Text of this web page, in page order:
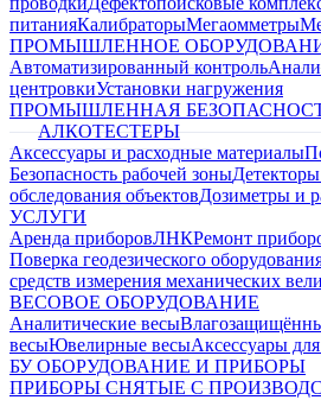
питанияКалибраторыМегаомметры
ПРОМЫШЛЕННОЕ
Автоматизированный контроль
центровкиУстановки нагружения
ПРОМЫШЛЕННАЯ
АЛКОТЕСТЕРЫ
Аксессуары и расходные материалы
Безопасность рабочей зоны
обследования объектовДозиметры и
УСЛУГИ
Аренда приборовЛНКРемонт
Поверка геодезического
средств измерения механических
ВЕСОВОЕ ОБОРУДОВАНИЕ
Аналитические весы
весыЮвелирные весыАксессуары
БУ ОБОРУДОВАНИЕ И ПРИБОРЫ
ПРИБОРЫ СНЯТЫЕ С